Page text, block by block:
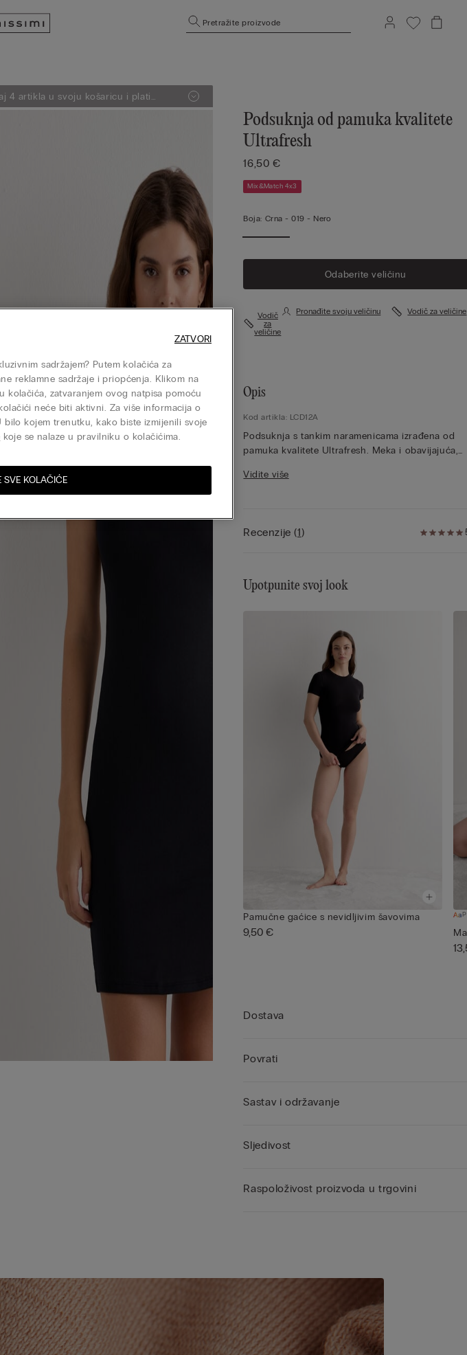
Pretražite proizvode
4 artikla u svoju košaricu i plati
Podsuknja od pamuka kvalitete
Ultrafresh
16,50 €
Mix&Match 4x3
Boja: Crna -019 - Nero
Odaberite veličinu
Vodič
za
veličine
Pronađite svoju veličinu Vodič za veličine
Opis
Kod artikla: LCD12A
Podsuknja s tankim naramenicama izrađena od
pamuka kvalitete Ultrafresh. Meka i obavijajuća,
donje rublje za noć.
Vidite više
Recenzije(1)
Upotpunite svoj look
Pamučne gaćice s nevidljivim šavovima
9,50 €
Dostava
Povrati
Sastav i održavanje
Sljedivost
Raspoloživost proizvoda u trgovini
sadržajem? Putem kolačića za
reklamne sadržaje i priopćenja. Klikom na
kolačića, zatvaranjem ovog natpisa pomoću
neće biti aktivni. Za više informacija o
bilo kojem trenutku, kako biste izmijenili svoje
koje se nalaze u pravilniku o kolačićima.
SVE KOLAČIĆE
ZATVORI